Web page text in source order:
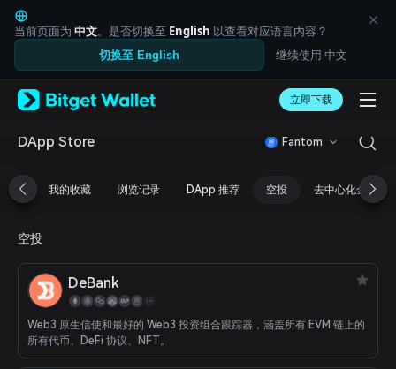
English
日本語
Tiếng Việt
Русский
Español (Latinoamérica)
Türkçe
Français
简体中文
繁體中文
Bahasa Indonesia
ภาษาไทย
العربية
Español
Português (Brasil)
Español (Argentina)
当前页面为 中文。是否切换至 English 以查看对应语言内容？
切换至 English 继续使用 中文
立即下载
DApp Store Fantom
我的收藏 浏览记录 DApp 推荐 空投 去中心化金融
空投
DeBank
Web3 原生信使和最好的 Web3 投资组合跟踪器，涵盖所有 EVM 链上的
所有代币、DeFi 协议、NFT。